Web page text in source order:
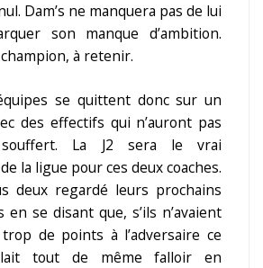
Dam’s ne manquera pas de lui
son manque d’ambition.
à retenir.
se quittent donc sur un
des effectifs qui n’auront pas
souffert. La J2 sera le vrai
la ligue pour ces deux coaches.
deux regardé leurs prochains
en se disant que, s’ils n’avaient
de points à l’adversaire ce
tout de même falloir en